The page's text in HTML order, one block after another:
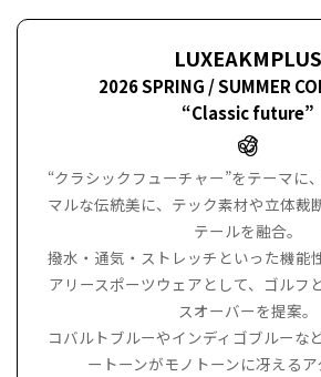
LUXEAKMPLUS
2026 SPRING / SUMMER
“Classic future”
“クラシックフューチャー”をテーマに
マルな伝統美に、テック素材や立体裁
テールを融合。
撥水・通気・ストレッチといった機能
アリースポーツウェアとして、ゴルフ
スオーバーを提案。
コバルトブルーやインディゴブルーな
ートーンがモノトーンに冴えるア